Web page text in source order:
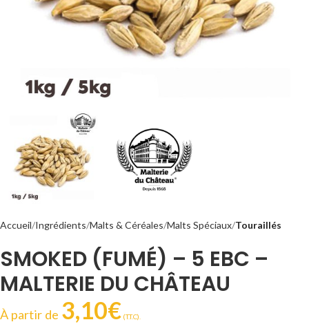
Accueil Ingrédients Malts & Céréales Malts Spéciaux Touraillés
SMOKED (FUMÉ) – 5 EBC –
MALTERIE DU CHÂTEAU
À partir de 3,10€ (T.T.C).